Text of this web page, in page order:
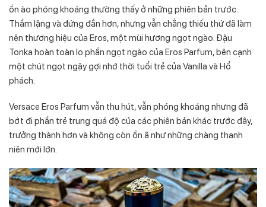
ồn ào phóng khoáng thường thấy ở những phiên bản trước.
Thầm lặng và đứng đắn hơn, nhưng vẫn chẳng thiếu thứ đã làm
nên thương hiệu của Eros, một mùi hương ngọt ngào. Đậu
Tonka hoàn toàn lo phần ngọt ngào của Eros Parfum, bên cạnh
một chút ngọt ngậy gợi nhớ thời tuổi trẻ của Vanilla và Hổ
phách.
Versace Eros Parfum vẫn thu hút, vẫn phóng khoáng nhưng đã
bớt đi phần trẻ trung quá độ của các phiên bản khác trước đây,
trưởng thành hơn và không còn ồn ã như những chàng thanh
niên mới lớn.